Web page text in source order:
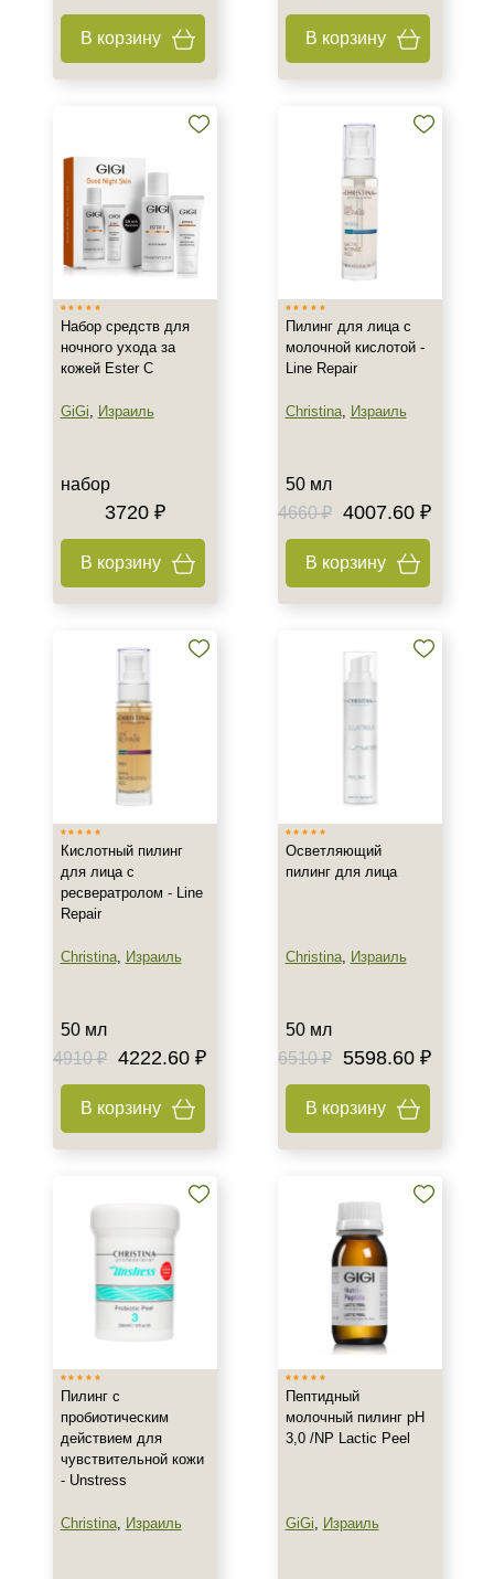
Лифтинг
Обновление клеток
Лицо
Объём
50 мл
Показать еще
Время применения
Для женщин
В корзину В корзину
Набор средств для
ночного ухода за
кожей Ester C
GiGi, Израиль
набор
3720 ₽
В корзину
Пилинг для лица с
молочной кислотой -
Line Repair
Christina, Израиль
50 мл
4660 ₽ 4007.60 ₽
В корзину
Кислотный пилинг
для лица с
ресвератролом - Line
Repair
Christina, Израиль
50 мл
4910 ₽ 4222.60 ₽
В корзину
Осветляющий
пилинг для лица
Christina, Израиль
50 мл
6510 ₽ 5598.60 ₽
В корзину
Пилинг с
пробиотическим
действием для
чувствительной кожи
- Unstress
Christina, Израиль
Пептидный
молочный пилинг рН
3,0 /NP Lactic Peel
GiGi, Израиль